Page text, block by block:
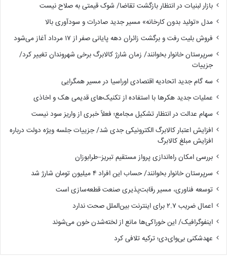
بازار لبنیات در انتظار بازگشت تقاضا/ شوک قیمتی به صلاح نیست
مدل «تولید بدون کارخانه» مسیر جدید صادرات و سودآوری بالا
فروش بلیت رفت و برگشت زائران دهه پایانی صفر از ۱۷ مرداد آغاز می‌شود
سرپرستان خانوار بخوانند/ زمان شارژ کالابرگ برخی شهروندان تغییر کرد/
جزییات
سه گام جدید اتحادیه اقتصادی اوراسیا در مسیر همگرایی
عملیات جدید هکرها با استفاده از تکنیک‌های قدیمی هک و اخاذی
سهام عدالت در انتظار تشکیل مجامع؛ فعلاً خبری از واریز سود نیست
افزایش اعتبار کالابرگ الکترونیکی جدی شد/ جزییات جلسه ویژه دولت درباره
افزایش مبلغ کالابرگ
بررسی امکان راه‌اندازی پرواز مستقیم تبریز–طرابوزان
سرپرستان خانوار بخوانند/ حساب این افراد ۴ میلیون تومان شارژ شد
توسعه فناوری، مسیر رقابت‌پذیری صنعت قطعه‌سازی است
اعمال ضریب ۲.۷ برای اینترنت بین‌الملل صحت ندارد
اینفوگرافیک/ این خوراکی‌ها مانع از لخته‌شدن خون می‌شوند
عهدشکنی بی‌وای‌دی؛ ترکیه تلافی کرد